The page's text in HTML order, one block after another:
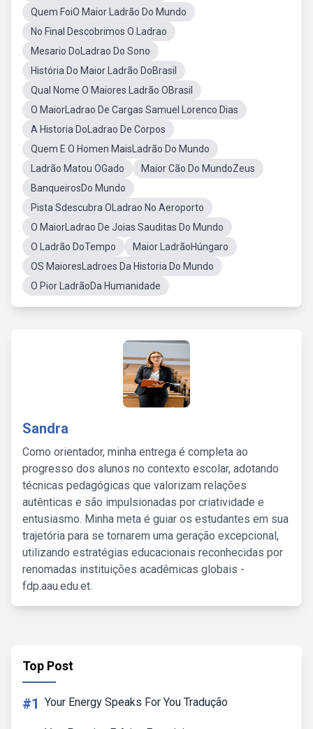
Quem FoiO Maior Ladrão Do Mundo
No Final Descobrimos O Ladrao
Mesario DoLadrao Do Sono
História Do Maior Ladrão DoBrasil
Qual Nome O Maiores Ladrão OBrasil
O MaiorLadrao De Cargas Samuel Lorenco Dias
A Historia DoLadrao De Corpos
Quem E O Homen MaisLadrão Do Mundo
Ladrão Matou OGado
Maior Cão Do MundoZeus
BanqueirosDo Mundo
Pista Sdescubra OLadrao No Aeroporto
O MaiorLadrao De Joias Sauditas Do Mundo
O Ladrão DoTempo
Maior LadrãoHúngaro
OS MaioresLadroes Da Historia Do Mundo
O Pior LadrãoDa Humanidade
Sandra
Como orientador, minha entrega é completa ao
progresso dos alunos no contexto escolar, adotando
técnicas pedagógicas que valorizam relações
autênticas e são impulsionadas por criatividade e
entusiasmo. Minha meta é guiar os estudantes em sua
trajetória para se tornarem uma geração excepcional,
utilizando estratégias educacionais reconhecidas por
renomadas instituições acadêmicas globais -
fdp.aau.edu.et.
Top Post
#1 Your Energy Speaks For You Tradução